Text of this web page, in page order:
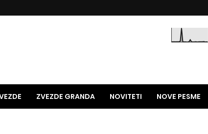
ZVEZDE GRANDA NOVITETI NOVE PESME